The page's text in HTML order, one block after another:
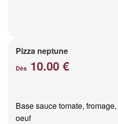
Pizza neptune
Dès 10.00 €
Base sauce tomate,
oeuf